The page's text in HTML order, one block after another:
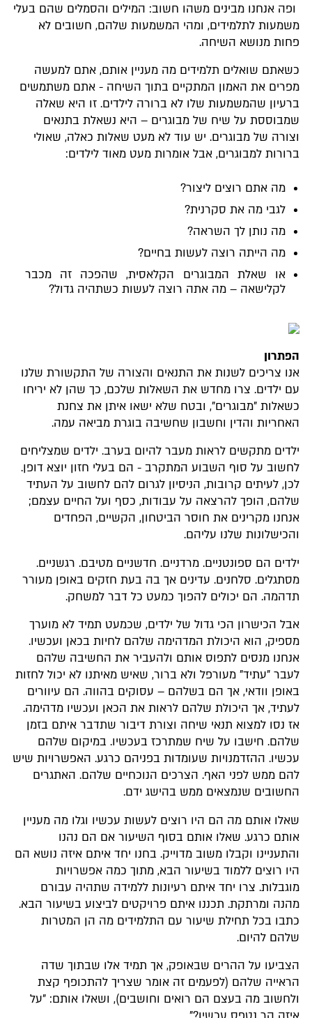
ופה אנחנו מבינים משהו חשוב: המילים והסמלים שהם בעלי
משמעות לתלמידים, ומהי המשמעות שלהם, חשובים לא
פחות מנושא השיחה.
כשאתם שואלים תלמידים מה מעניין אותם, אתם למעשה
מפרים את האמון המתקיים בתוך השיחה - אתם משתמשים
ברעיון שהמשמעות שלו לא ברורה לילדים. זו היא שאלה
שמבוססת על שיח של מבוגרים – היא נשאלת בתנאים
וצורה של מבוגרים. יש עוד לא מעט שאלות כאלה, שאולי
ברורות למבוגרים, אבל אומרות מעט מאוד לילדים:
מה אתם רוצים ליצור?
לגבי מה את סקרנית?
מה נותן לך השראה?
מה הייתה רוצה לעשות בחיים?
או שאלת המבוגרים הקלאסית, שהפכה זה מכבר
לקלישאה – מה אתה רוצה לעשות כשתהיה גדול?
הפתרון
אנו צריכים לשנות את התנאים והצורה של התקשורת שלנו
עם ילדים. צרו מחדש את השאלות שלכם, כך שהן לא יריחו
כשאלות "מבוגרים", ובטח שלא ישאו איתן את צחנת
האחריות והדין וחשבון שחשיבה בוגרת מביאה עמה.
ילדים מתקשים לראות מעבר להיום בערב. ילדים שמצליחים
לחשוב על סוף השבוע המתקרב - הם בעלי חזון יוצא דופן.
לכן, לעיתים קרובות, הניסיון לגרום להם לחשוב על העתיד
שלהם, הופך להרצאה על עבודות, כסף ועל החיים עצמם;
אנחנו מקרינים את חוסר הביטחון, הקשיים, הפחדים
והכישלונות שלנו עליהם.
ילדים הם ספונטניים. מרדניים. חדשניים מטיבם. רגשניים.
מסתגלים. סלחנים. עדינים אך בה בעת חזקים באופן מעורר
תדהמה. הם יכולים להפוך כמעט כל דבר למשחק.
אבל הכישרון הכי גדול של ילדים, שכמעט תמיד לא מוערך
מספיק, הוא היכולת המדהימה שלהם לחיות בכאן ועכשיו.
אנחנו מנסים לתפוס אותם ולהעביר את החשיבה שלהם
לעבר "עתיד" מעורפל ולא ברור, שאיש מאיתנו לא יכול לחזות
באופן וודאי, אך הם בשלהם – עסוקים בהווה. הם עיוורים
לעתיד, אך היכולת שלהם לראות את הכאן ועכשיו מדהימה.
אז נסו למצוא תנאי שיחה וצורת דיבור שתדבר איתם בזמן
שלהם. חישבו על שיח שמתרכז בעכשיו. במיקום שלהם
עכשיו. ההזדמנויות שעומדות בפניהם כרגע. האפשרויות שיש
להם ממש לפני האף. הצרכים הנוכחיים שלהם. האתגרים
החשובים שנמצאים ממש בהישג ידם.
שאלו אותם מה הם היו רוצים לעשות עכשיו וגלו מה מעניין
אותם כרגע. שאלו אותם בסוף השיעור אם הם נהנו
והתעניינו וקבלו משוב מדוייק. בחנו יחד איתם איזה נושא הם
היו רוצים ללמוד בשיעור הבא, מתוך כמה אפשרויות
מוגבלות. צרו יחד איתם רעיונות ללמידה שתהיה עבורם
מהנה ומרתקת. תכננו איתם פרויקטים לביצוע בשיעור הבא.
כתבו בכל תחילת שיעור עם התלמידים מה הן המטרות
שלהם להיום.
הצביעו על ההרים שבאופק, אך תמיד אלו שבתוך שדה
הראייה שלהם (לפעמים זה אומר שצריך להתכופף קצת
ולחשוב מה בעצם הם רואים וחושבים), ושאלו אותם: "על